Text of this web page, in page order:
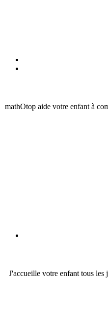
mathOtop aide votre enfant à
J'accueille votre enfant tous les